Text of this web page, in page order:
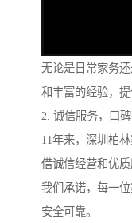
无论是日常家务
和丰富的经验，提
2. 诚信服务，口
11年来，深圳柏
借诚信经营和优
我们承诺，每一
安全可靠。